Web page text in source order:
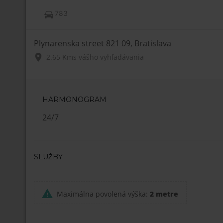
783
Plynarenska street 821 09, Bratislava
2.65 Kms vášho vyhľadávania
HARMONOGRAM
24/7
SLUŽBY
Maximálna povolená výška: 2 metre